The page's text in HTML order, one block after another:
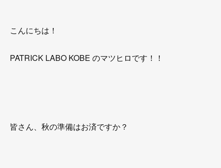
こんにちは！
PATRICK LABO KOBE のマツヒロです！！
皆さん、秋の準備はお済ですか？